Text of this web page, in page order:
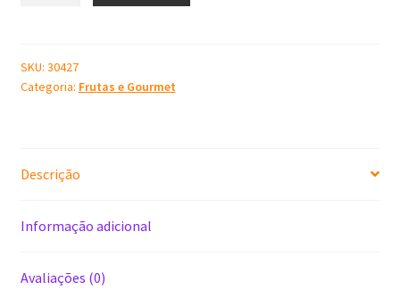
G
quantidade
SKU: 30427
Categoria: Frutas e Gourmet
Descrição
Informação adicional
Avaliações (0)